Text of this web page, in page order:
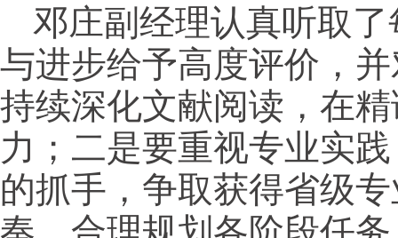
邓庄副经理认真听取
与进步给予高度评价，
持续深化文献阅读，在
力；二是要重视专业实
的抓手，争取获得省级